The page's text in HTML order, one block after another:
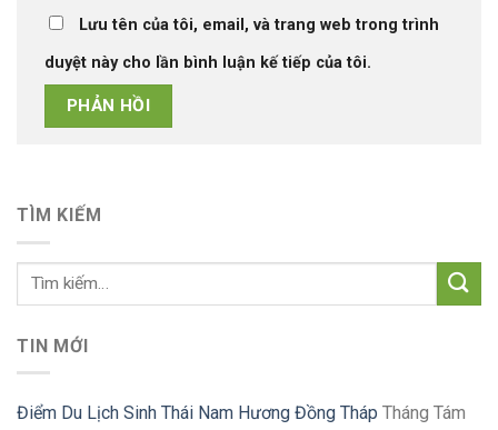
Lưu tên của tôi, email, và trang web trong trình
duyệt này cho lần bình luận kế tiếp của tôi.
TÌM KIẾM
TIN MỚI
Điểm Du Lịch Sinh Thái Nam Hương Đồng Tháp Tháng Tám